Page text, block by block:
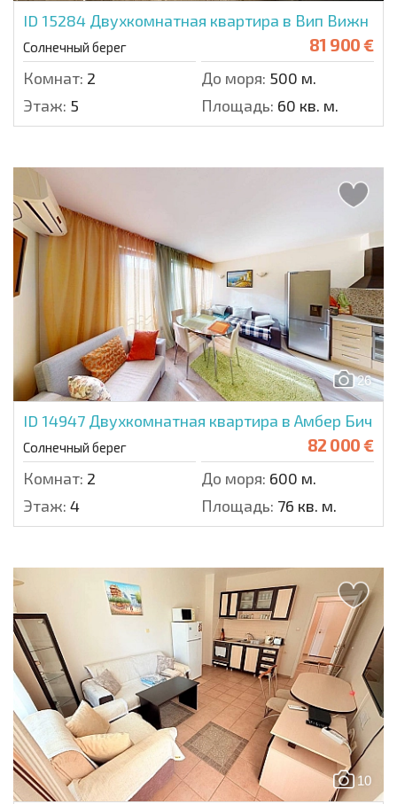
ID 15284 Двухкомнатная квартира в Вип Вижн
Солнечный берег 81 900 €
Комнат: 2 До моря: 500 м.
Этаж: 5 Площадь: 60 кв. м.
26
ID 14947 Двухкомнатная квартира в Амбер Бич
Солнечный берег 82 000 €
Комнат: 2 До моря: 600 м.
Этаж: 4 Площадь: 76 кв. м.
10